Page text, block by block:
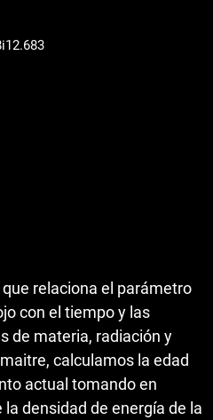
relaciona el parámetro
con el tiempo y las
de materia, radiación y
calculamos la edad
actual tomando en
densidad de energía de la